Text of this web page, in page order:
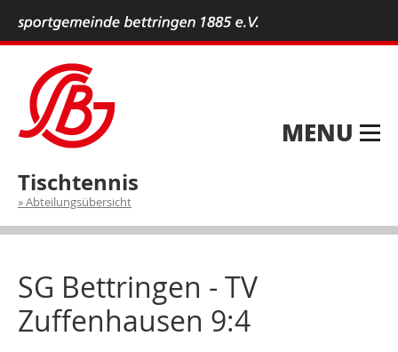
MENU
Tischtennis
Abteilungsübersicht
SG Bettringen​ - ​TV
Zuffenhausen ​9:4